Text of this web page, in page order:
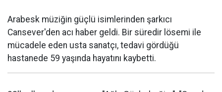
Arabesk müziğin güçlü isimlerinden şarkıcı
Cansever'den acı haber geldi. Bir süredir lösemi ile
mücadele eden usta sanatçı, tedavi gördüğü
hastanede 59 yaşında hayatını kaybetti.